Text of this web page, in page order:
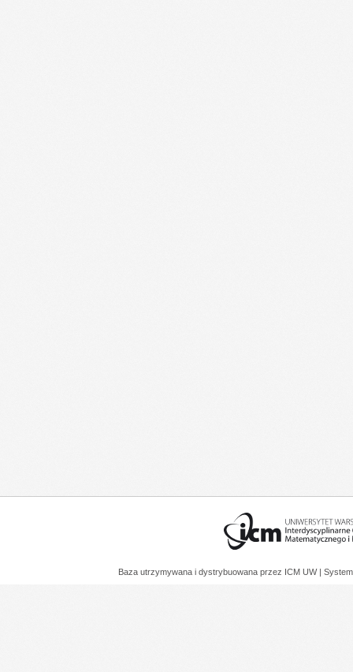
Baza utrzymywana i dystrybuowana przez ICM UW |